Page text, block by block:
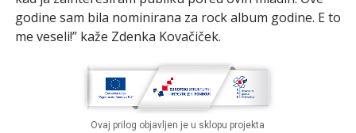
godine sam bila nominirana za rock album godine. E to
me veseli!” kaže Zdenka Kovačiček.
Ovaj prilog objavljen je u sklopu projekta